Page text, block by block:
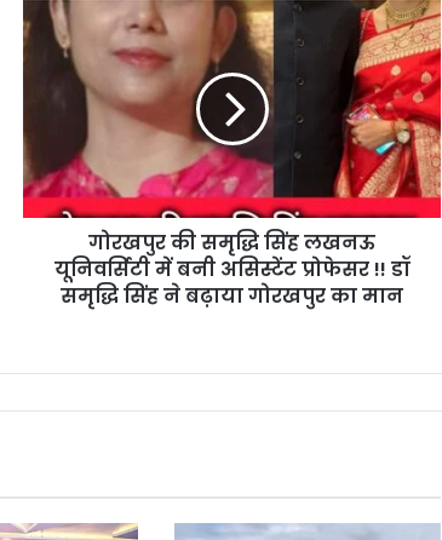
गोरखपुर की समृद्धि सिंह लखनऊ
यूनिवर्सिटी में बनी असिस्टेंट प्रोफेसर !! डॉ
समृद्धि सिंह ने बढ़ाया गोरखपुर का मान